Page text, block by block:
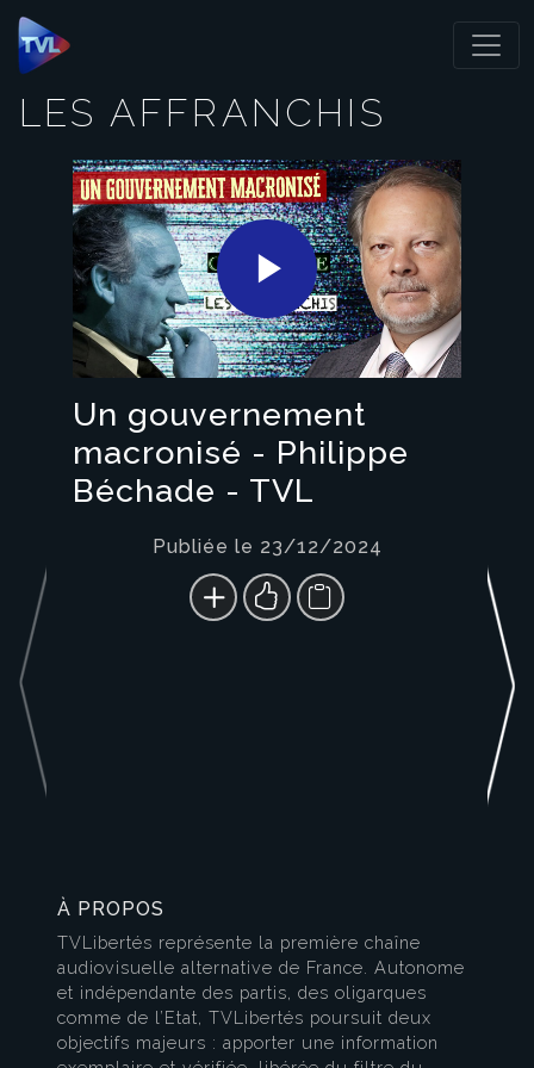
Panneau de gestion des cookies
LES AFFRANCHIS
Play
Video
Un gouvernement
macronisé - Philippe
Béchade - TVL
Publiée le 23/12/2024
À PROPOS
TVLibertés représente la première chaîne
audiovisuelle alternative de France. Autonome
et indépendante des partis, des oligarques
comme de l’Etat, TVLibertés poursuit deux
objectifs majeurs : apporter une information